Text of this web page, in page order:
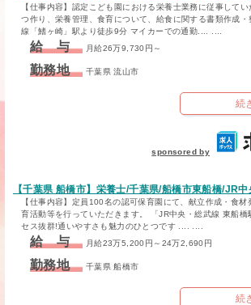
【仕事内容】認定こども園における栄養士業務に従事して
つ作り、栄養管理、食育について、給食に関する書類作成
線「鰭ヶ崎」駅より徒歩9分 マイカーでの通勤.... ....
給 与 月給26万9,730円～
勤務地 千葉県 流山市
続
sponsored by
【千葉県 船橋市】栄養士/千葉県/船橋市東船橋/JR
【仕事内容】定員100名の認可保育園にて、献立作成・食
育活動等を行っていただきます。 「JR中央・総武線 東船橋
セス抜群!通いやすさも魅力のひとつです .... ....
給 与 月給23万5,200円～24万2,690円
勤務地 千葉県 船橋市
続